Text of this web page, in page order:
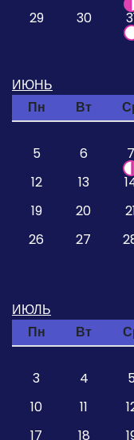
29
30
ИЮНЬ
Пн
Вт
5
6 7
12
13
19
20
26
27
ИЮЛЬ
Пн
Вт
3
4
10
11
17
18